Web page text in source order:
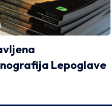
Lepoglave